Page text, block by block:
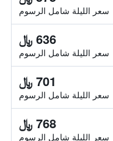
سعر الليلة شامل الرسوم
636 ﷼
سعر الليلة شامل الرسوم
701 ﷼
سعر الليلة شامل الرسوم
768 ﷼
سعر الليلة شامل الرسوم